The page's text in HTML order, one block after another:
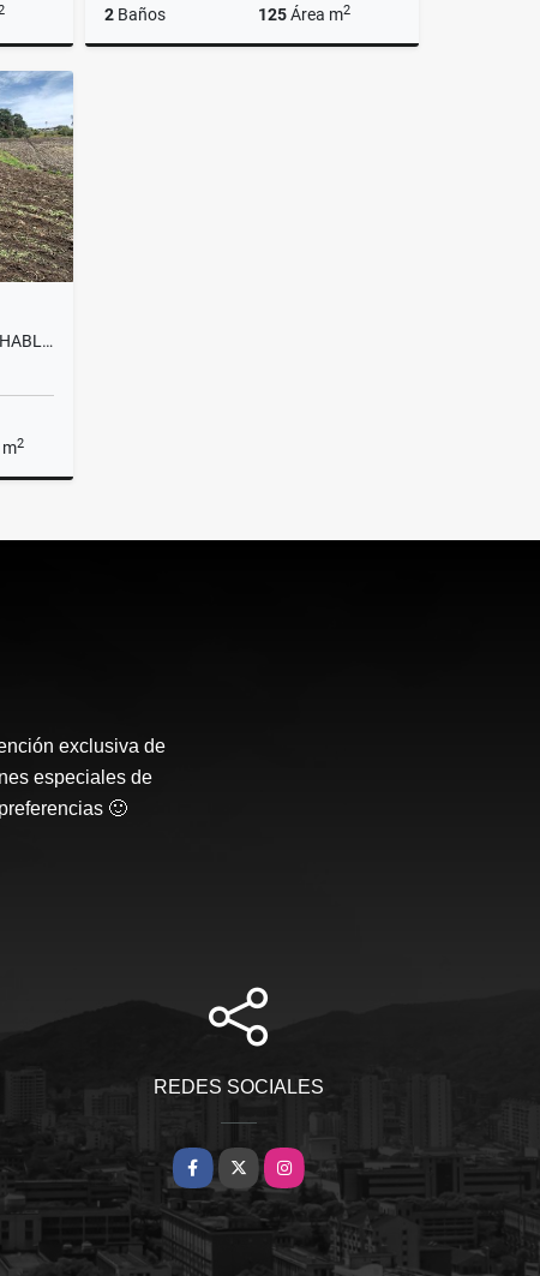
2 Baños 125Área m2
L0222. VENDO! LOTE APROVECHABLE A 3KM DE LA VIA PRINCIPAL EN LA UNIÓN
m2
exclusiva de
especiales de
🙂
REDES SOCIALES
Facebook
X Instagram